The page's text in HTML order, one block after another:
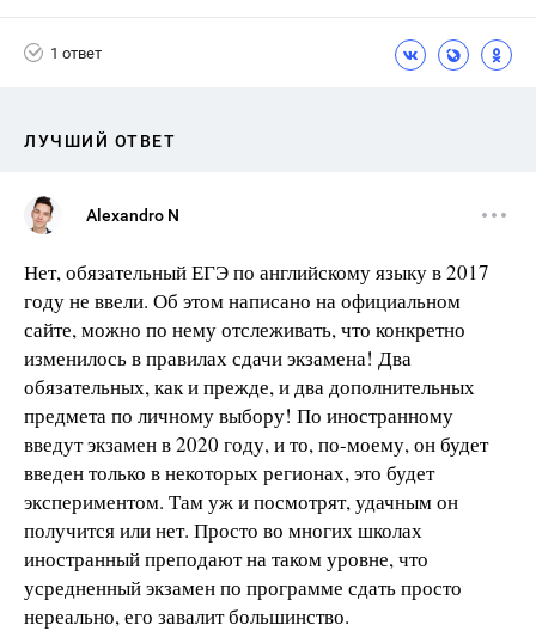
1 ответ
ЛУЧШИЙ ОТВЕТ
Alexandro N
Нет, обязательный ЕГЭ по английскому языку в 2017
году не ввели. Об этом написано на официальном
сайте, можно по нему отслеживать, что конкретно
изменилось в правилах сдачи экзамена! Два
обязательных, как и прежде, и два дополнительных
предмета по личному выбору! По иностранному
введут экзамен в 2020 году, и то, по-моему, он будет
введен только в некоторых регионах, это будет
экспериментом. Там уж и посмотрят, удачным он
получится или нет. Просто во многих школах
иностранный преподают на таком уровне, что
усредненный экзамен по программе сдать просто
нереально, его завалит большинство.